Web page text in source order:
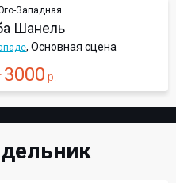
Западная
Шанель
, Основная сцена
3000 р.